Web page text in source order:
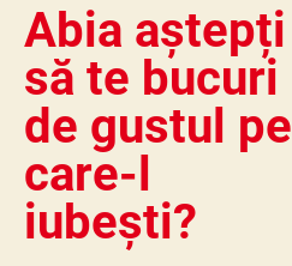
Abia aștepți
să te bucuri
de gustul pe
care-l
iubești?